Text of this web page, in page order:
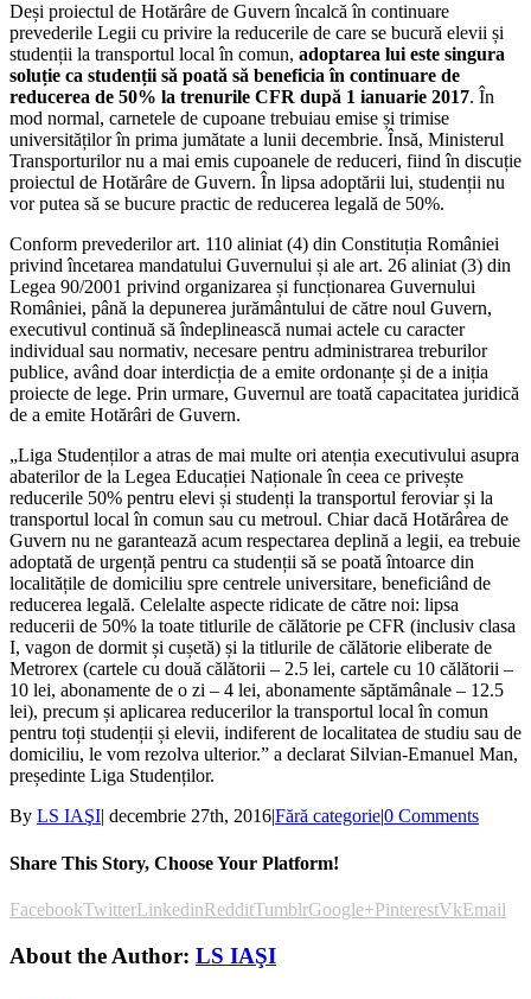
Deși proiectul de Hotărâre de Guvern încalcă în continuare
prevederile Legii cu privire la reducerile de care se bucură elevii și
studenții la transportul local în comun, adoptarea lui este singura
soluție ca studenții să poată să beneficia în continuare de
reducerea de 50% la trenurile CFR după 1 ianuarie 2017. În
mod normal, carnetele de cupoane trebuiau emise și trimise
universităților în prima jumătate a lunii decembrie. Însă, Ministerul
Transporturilor nu a mai emis cupoanele de reduceri, fiind în discuție
proiectul de Hotărâre de Guvern. În lipsa adoptării lui, studenții nu
vor putea să se bucure practic de reducerea legală de 50%.
Conform prevederilor art. 110 aliniat (4) din Constituția României
privind încetarea mandatului Guvernului și ale art. 26 aliniat (3) din
Legea 90/2001 privind organizarea și funcționarea Guvernului
României, până la depunerea jurământului de către noul Guvern,
executivul continuă să îndeplinească numai actele cu caracter
individual sau normativ, necesare pentru administrarea treburilor
publice, având doar interdicția de a emite ordonanțe și de a iniția
proiecte de lege. Prin urmare, Guvernul are toată capacitatea juridică
de a emite Hotărâri de Guvern.
„Liga Studenților a atras de mai multe ori atenția executivului asupra
abaterilor de la Legea Educației Naționale în ceea ce privește
reducerile 50% pentru elevi și studenți la transportul feroviar și la
transportul local în comun sau cu metroul. Chiar dacă Hotărârea de
Guvern nu ne garantează acum respectarea deplină a legii, ea trebuie
adoptată de urgență pentru ca studenții să se poată întoarce din
localitățile de domiciliu spre centrele universitare, beneficiând de
reducerea legală. Celelalte aspecte ridicate de către noi: lipsa
reducerii de 50% la toate titlurile de călătorie pe CFR (inclusiv clasa
I, vagon de dormit și cușetă) și la titlurile de călătorie eliberate de
Metrorex (cartele cu două călătorii – 2.5 lei, cartele cu 10 călătorii –
10 lei, abonamente de o zi – 4 lei, abonamente săptămânale – 12.5
lei), precum și aplicarea reducerilor la transportul local în comun
pentru toți studenții și elevii, indiferent de localitatea de studiu sau de
domiciliu, le vom rezolva ulterior.” a declarat Silvian-Emanuel Man,
președinte Liga Studenților.
By LS IAŞI| decembrie 27th, 2016|Fără categorie|0 Comments
Share This Story, Choose Your Platform!
FacebookTwitterLinkedinRedditTumblrGoogle+PinterestVkEmail
About the Author: LS IAŞI